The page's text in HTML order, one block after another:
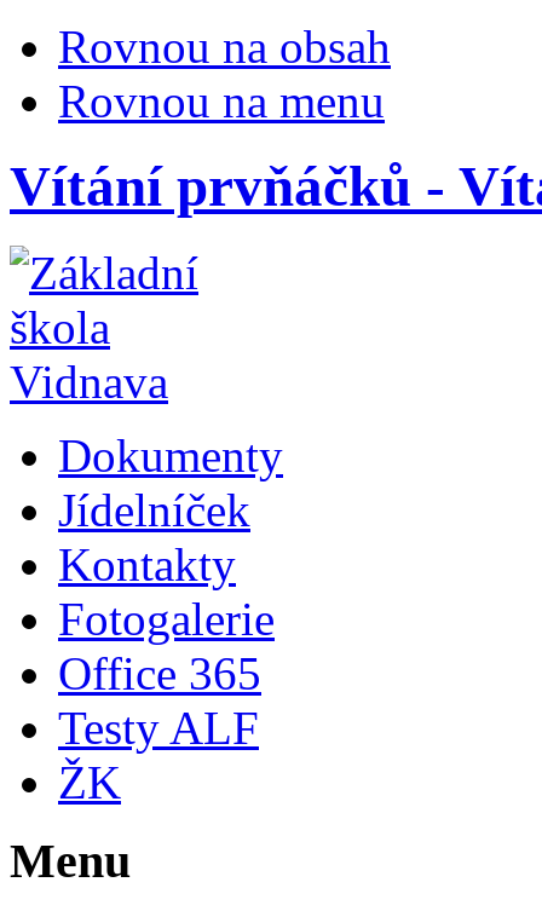
Rovnou na obsah
Rovnou na menu
Vítání prvňáčků -
Dokumenty
Jídelníček
Kontakty
Fotogalerie
Office 365
Testy ALF
ŽK
Menu